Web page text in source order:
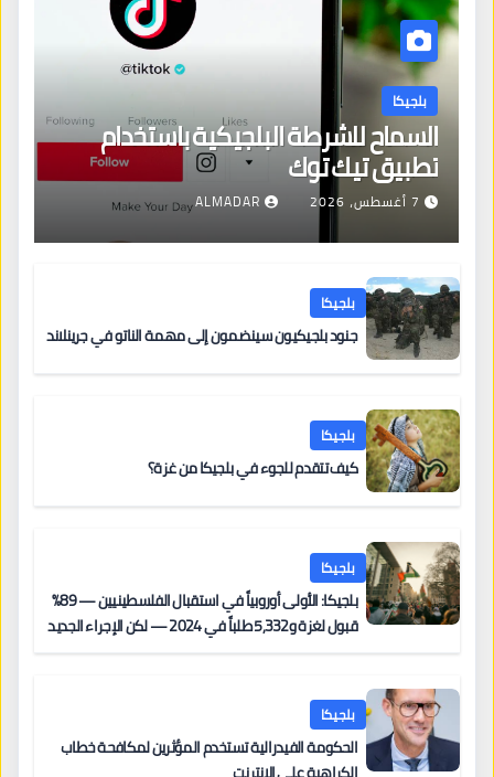
بلجيكا
السماح للشرطة البلجيكية باستخدام
تطبيق تيك توك
7 أغسطس، 2026 ALMADAR
بلجيكا
جنود بلجيكيون سينضمون إلى مهمة الناتو في جرينلاند
بلجيكا
كيف تتقدم للجوء في بلجيكا من غزة؟
بلجيكا
بلجيكا: الأولى أوروبياً في استقبال الفلسطينيين — 89%
قبول لغزة و5,332 طلباً في 2024 — لكن الإجراء الجديد
بلجيكا
الحكومة الفيدرالية تستخدم المؤثرين لمكافحة خطاب